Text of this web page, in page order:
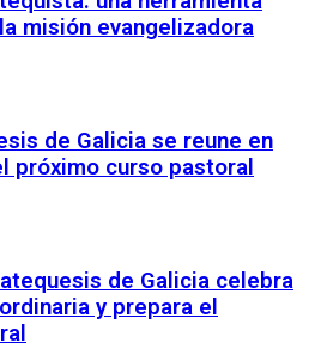
misión evangelizadora
de Galicia se reune en
próximo curso pastoral
de Galicia celebra
y prepara el